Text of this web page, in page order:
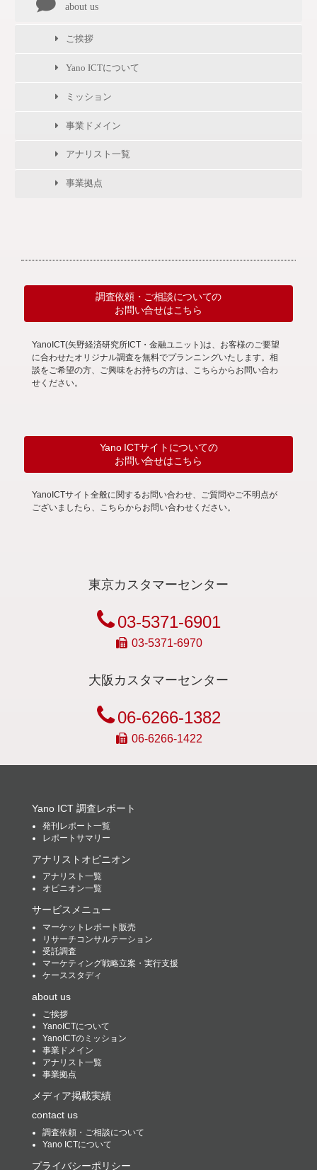
about us
ご挨拶
Yano ICTについて
ミッション
事業ドメイン
アナリスト一覧
事業拠点
調査依頼・ご相談についての
お問い合せはこちら
YanoICT(矢野経済研究所ICT・金融ユニット)は、お客様のご要望
に合わせたオリジナル調査を無料でプランニングいたします。相
談をご希望の方、ご興味をお持ちの方は、こちらからお問い合わ
せください。
Yano ICTサイトについての
お問い合せはこちら
YanoICTサイト全般に関するお問い合わせ、ご質問やご不明点が
ございましたら、こちらからお問い合わせください。
東京カスタマーセンター
03-5371-6901
03-5371-6970
大阪カスタマーセンター
06-6266-1382
06-6266-1422
Yano ICT 調査レポート
発刊レポート一覧
レポートサマリー
アナリストオピニオン
アナリスト一覧
オピニオン一覧
サービスメニュー
マーケットレポート販売
リサーチコンサルテーション
受託調査
マーケティング戦略立案・実行支援
ケーススタディ
about us
ご挨拶
YanoICTについて
YanoICTのミッション
事業ドメイン
アナリスト一覧
事業拠点
メディア掲載実績
contact us
調査依頼・ご相談について
Yano ICTについて
プライバシーポリシー